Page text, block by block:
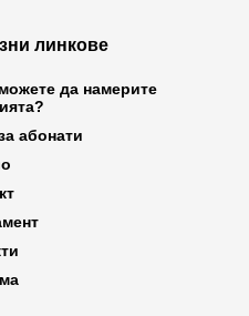
линкове
да намерите
абонати